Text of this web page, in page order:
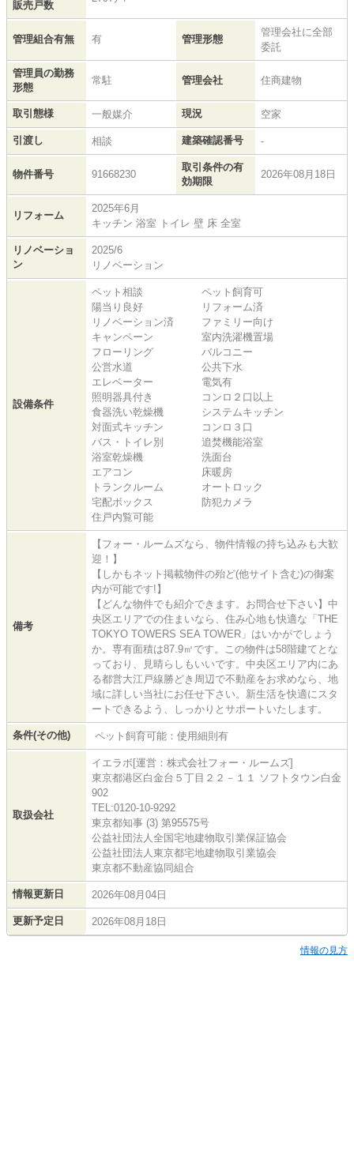
販売戸数
管理組合有無 有 管理形態
管理会社に全部
委託
管理員の勤務
形態
常駐 管理会社 住商建物
取引態様 一般媒介 現況 空家
引渡し 相談 建築確認番号 -
物件番号 91668230
取引条件の有
効期限
2026年08月18日
リフォーム
2025年6月
キッチン 浴室 トイレ 壁 床 全室
リノベーショ
ン
2025/6
リノベーション
設備条件
ペット相談
ペット飼育可
陽当り良好
リフォーム済
リノベーション済
ファミリー向け
キャンペーン
室内洗濯機置場
フローリング
バルコニー
公営水道
公共下水
エレベーター
電気有
照明器具付き
コンロ２口以上
食器洗い乾燥機
システムキッチン
対面式キッチン
コンロ３口
バス・トイレ別
追焚機能浴室
浴室乾燥機
洗面台
エアコン
床暖房
トランクルーム
オートロック
宅配ボックス
防犯カメラ
住戸内覧可能
備考
【フォー・ルームズなら、物件情報の持ち込みも大歓
迎！】
【しかもネット掲載物件の殆ど(他サイト含む)の御案
内が可能です!】
【どんな物件でも紹介できます。お問合せ下さい】中
央区エリアでの住まいなら、住み心地も快適な「THE
TOKYO TOWERS SEA TOWER」はいかがでしょう
か。専有面積は87.9㎡です。この物件は58階建てとな
っており、見晴らしもいいです。中央区エリア内にあ
る都営大江戸線勝どき周辺で不動産をお求めなら、地
域に詳しい当社にお任せ下さい。新生活を快適にスタ
ートできるよう、しっかりとサポートいたします。
条件(その他) ペット飼育可能：使用細則有
取扱会社
イエラボ[運営：株式会社フォー・ルームズ]
東京都港区白金台５丁目２２－１１ ソフトタウン白金
902
TEL:0120-10-9292
東京都知事 (3) 第95575号
公益社団法人全国宅地建物取引業保証協会
公益社団法人東京都宅地建物取引業協会
東京都不動産協同組合
情報更新日 2026年08月04日
更新予定日 2026年08月18日
情報の見方